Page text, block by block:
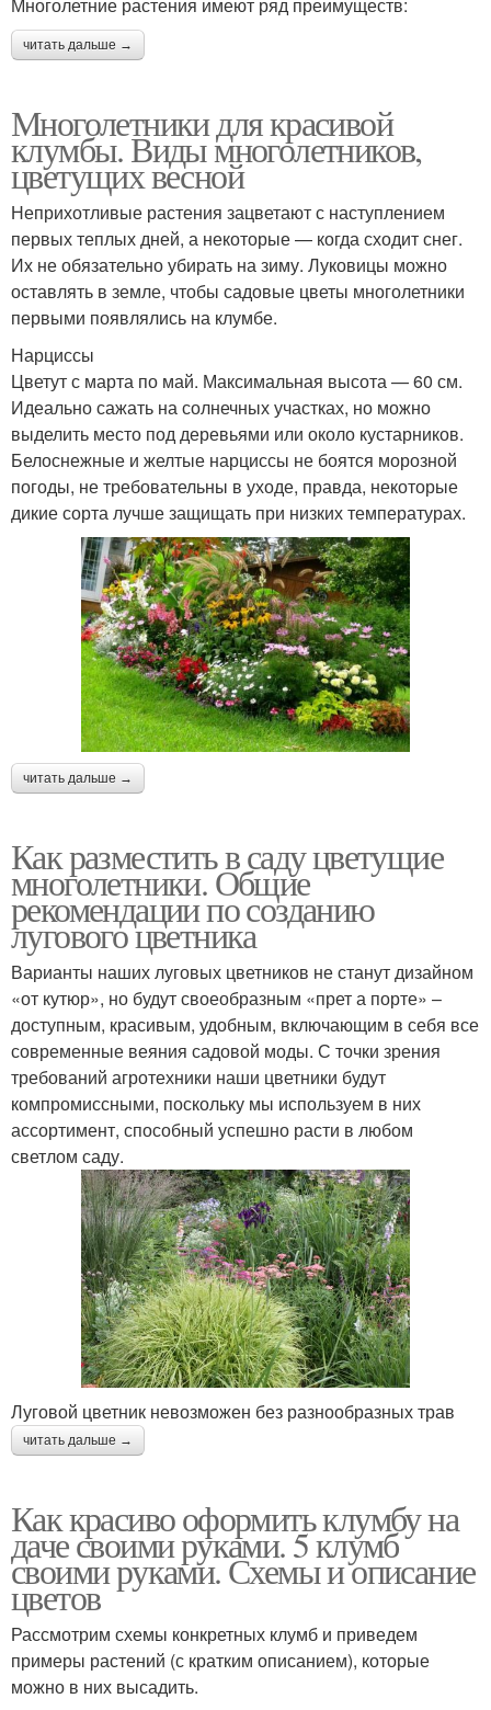
читать дальше →
Многолетники для красивой
клумбы. Виды многолетников,
цветущих весной
Неприхотливые растения зацветают с наступлением
первых теплых дней, а некоторые — когда сходит снег.
Их не обязательно убирать на зиму. Луковицы можно
оставлять в земле, чтобы садовые цветы многолетники
первыми появлялись на клумбе.
Нарциссы
Цветут с марта по май. Максимальная высота — 60 см.
Идеально сажать на солнечных участках, но можно
выделить место под деревьями или около кустарников.
Белоснежные и желтые нарциссы не боятся морозной
погоды, не требовательны в уходе, правда, некоторые
дикие сорта лучше защищать при низких температурах.
читать дальше →
Как разместить в саду цветущие
многолетники. Общие
рекомендации по созданию
лугового цветника
Варианты наших луговых цветников не станут дизайном
«от кутюр», но будут своеобразным «прет а порте» –
доступным, красивым, удобным, включающим в себя все
современные веяния садовой моды. С точки зрения
требований агротехники наши цветники будут
компромиссными, поскольку мы используем в них
ассортимент, способный успешно расти в любом
светлом саду.
Луговой цветник невозможен без разнообразных трав
читать дальше →
Как красиво оформить клумбу на
даче своими руками. 5 клумб
своими руками. Схемы и описание
цветов
Рассмотрим схемы конкретных клумб и приведем
примеры растений (с кратким описанием), которые
можно в них высадить.